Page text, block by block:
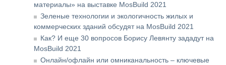
материалы» на выставке MosBuild 2021
Зеленые технологии и экологичность жилых и
коммерческих зданий обсудят на MosBuild 2021
Как? И еще 30 вопросов Борису Левянту зададут на
MosBuild 2021
Онлайн/офлайн или омниканальность – ключевые